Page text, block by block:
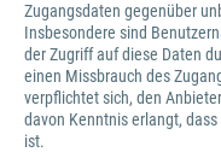
Zugangsdaten gegenüber
Insbesondere sind
der Zugriff auf diese Daten
einen Missbrauch des
verpflichtet sich, den
davon Kenntnis erlangt,
ist.